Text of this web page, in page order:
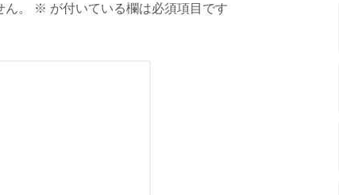
ん。 ※ が付いている欄は必須項目です